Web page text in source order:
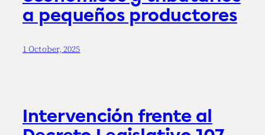
a pequeños productores
1 October, 2025
Intervención frente al